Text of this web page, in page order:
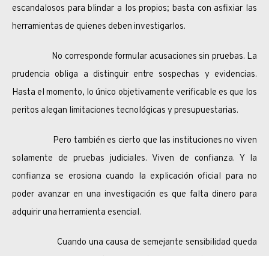
escandalosos para blindar a los propios; basta con asfixiar las
herramientas de quienes deben investigarlos.
No corresponde formular acusaciones sin pruebas. La
prudencia obliga a distinguir entre sospechas y evidencias.
Hasta el momento, lo único objetivamente verificable es que los
peritos alegan limitaciones tecnológicas y presupuestarias.
Pero también es cierto que las instituciones no viven
solamente de pruebas judiciales. Viven de confianza. Y la
confianza se erosiona cuando la explicación oficial para no
poder avanzar en una investigación es que falta dinero para
adquirir una herramienta esencial.
Cuando una causa de semejante sensibilidad queda